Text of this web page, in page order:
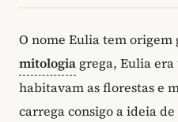
O nome Eulia tem origem
mitologia grega, Eulia
habitavam as florestas e
carrega consigo a ideia